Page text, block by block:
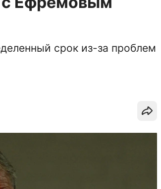
срок из-за проблем